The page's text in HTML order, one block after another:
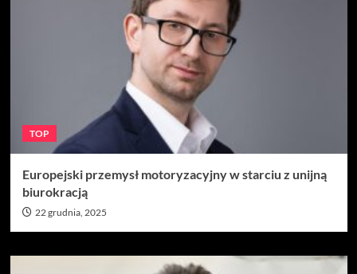
TOP
Europejski przemysł motoryzacyjny w starciu z unijną
biurokracją
22 grudnia, 2025